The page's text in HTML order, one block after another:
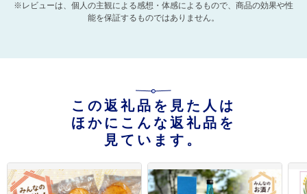
※レビューは、個人の主観による感想・体感によるもので、商品の効果や性
能を保証するものではありません。
この返礼品を見た人は
ほかにこんな返礼品を
見ています。